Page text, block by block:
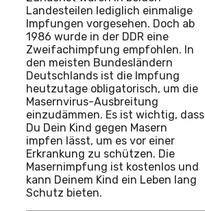
Landesteilen lediglich einmalige
Impfungen vorgesehen. Doch ab
1986 wurde in der DDR eine
Zweifachimpfung empfohlen. In
den meisten Bundesländern
Deutschlands ist die Impfung
heutzutage obligatorisch, um die
Masernvirus-Ausbreitung
einzudämmen. Es ist wichtig, dass
Du Dein Kind gegen Masern
impfen lässt, um es vor einer
Erkrankung zu schützen. Die
Masernimpfung ist kostenlos und
kann Deinem Kind ein Leben lang
Schutz bieten.